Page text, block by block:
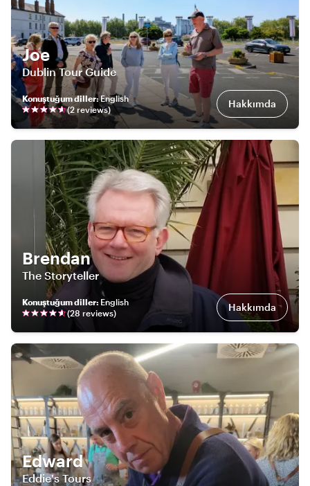
Joe
Dublin Tour Guide
Konuştuğum diller:English
(2 reviews) Hakkımda
Brendan
The Storyteller
Konuştuğum diller: English
(28 reviews) Hakkımda
Edward
Eddie's Tours